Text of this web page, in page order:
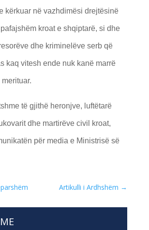
kërkuar në vazhdimësi drejtësinë
kroat e shqiptarë, si dhe
dhe kriminelëve serb që
kaq vitesh ende nuk kanë marrë
të gjithë heronjve, luftëtarë
dhe martirëve civil kroat,
për media e Ministrisë së
Artikulli i Ardhshëm →